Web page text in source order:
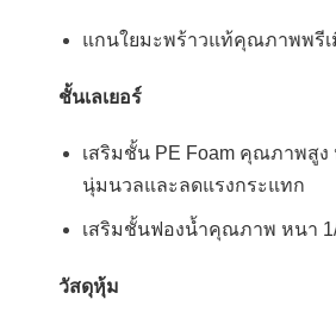
แกนใยมะพร้าวแท้คุณภาพพรี
ชั้นเลเยอร์
เสริมชั้น PE Foam คุณภาพสู
นุ่มนวลและลดแรงกระแทก
เสริมชั้นฟองน้ำคุณภาพ หนา
วัสดุหุ้ม